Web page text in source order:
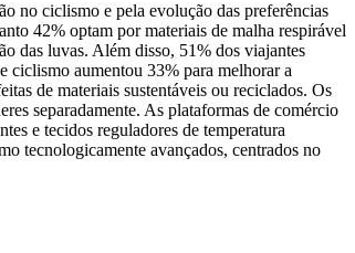
no ciclismo e pela evolução das preferências
42% optam por materiais de malha respirável
das luvas. Além disso, 51% dos viajantes
ciclismo aumentou 33% para melhorar a
de materiais sustentáveis ​​ou reciclados. Os
separadamente. As plataformas de comércio
e tecidos reguladores de temperatura
tecnologicamente avançados, centrados no